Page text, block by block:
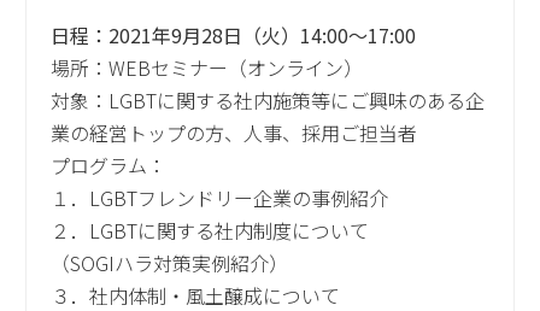
日程：2021年9月28日（火）14:00～17:00
場所：WEBセミナー（オンライン）
対象：LGBTに関する社内施策等にご興味のある企
業の経営トップの方、人事、採用ご担当者
プログラム：
１．LGBTフレンドリー企業の事例紹介
２．LGBTに関する社内制度について
（SOGIハラ対策実例紹介）
３．社内体制・風土醸成について